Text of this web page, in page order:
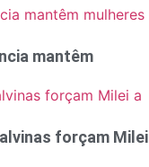
mantêm
forçam Milei